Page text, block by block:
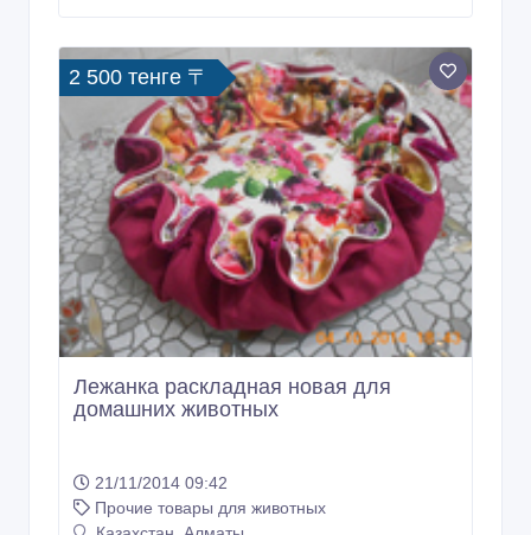
2 500 тенге 〒
Лежанка раскладная новая для
домашних животных
21/11/2014 09:42
Прочие товары для животных